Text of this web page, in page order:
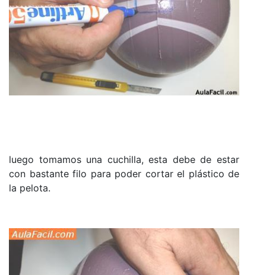
luego tomamos una cuchilla, esta debe de estar
con bastante filo para poder cortar el plástico de
la pelota.